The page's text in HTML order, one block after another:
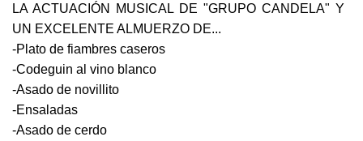
LA ACTUACIÓN MUSICAL DE "GRUPO CANDELA" Y
UN EXCELENTE ALMUERZO DE...
-Plato de fiambres caseros
-Codeguin al vino blanco
-Asado de novillito
-Ensaladas
-Asado de cerdo